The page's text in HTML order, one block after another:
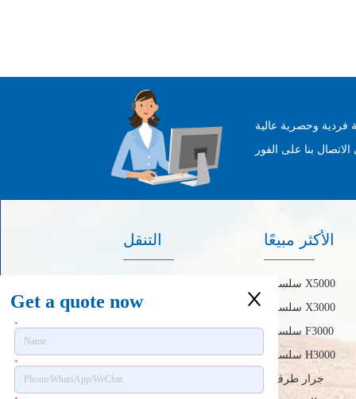
Get a quote now
*
*
فردية وحصرية عالية
التنقل
حول
منتجات
أخبار
الأكثر مبيعًا
سلسلة X5000
سلسلة X3000
سلسلة F3000
سلسلة H3000
جرار طرفية